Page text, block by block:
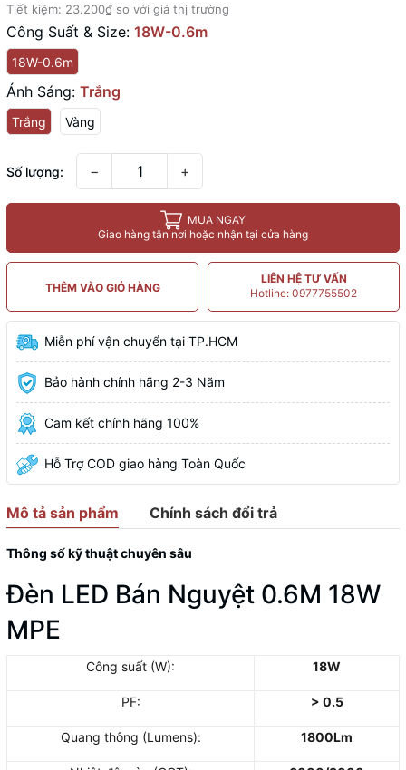
Tiết kiệm: 23.200₫ so với giá thị trường
Công Suất & Size: 18W-0.6m
18W-0.6m
Ánh Sáng: Trắng
Trắng Vàng
Số lượng: − +
MUA NGAY
Giao hàng tận nơi hoặc nhận tại cửa hàng
THÊM VÀO GIỎ HÀNG
LIÊN HỆ TƯ VẤN
Hotline: 0977755502
Miễn phí vận chuyển tại TP.HCM
Bảo hành chính hãng 2-3 Năm
Cam kết chính hãng 100%
Hỗ Trợ COD giao hàng Toàn Quốc
Mô tả sản phẩm Chính sách đổi trả
Thông số kỹ thuật chuyên sâu
Đèn LED Bán Nguyệt 0.6M 18W
MPE
Công suất (W): 18W
PF: > 0.5
Quang thông (Lumens): 1800Lm